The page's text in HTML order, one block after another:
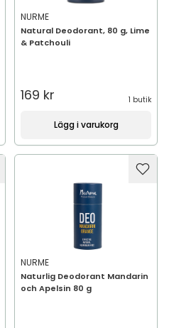
NURME
Natural Deodorant, 80 g, Lime
& Patchouli
169 kr 1 butik
Lägg i varukorg
NURME
Naturlig Deodorant Mandarin
och Apelsin 80 g